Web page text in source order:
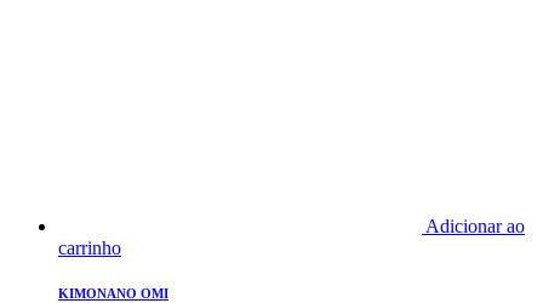
Adicionar ao
carrinho
KIMONANO OMI